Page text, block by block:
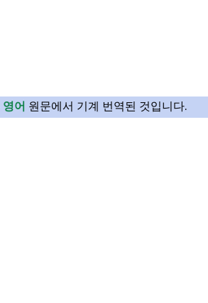
영어 원문에서 기계 번역된 것입니다.